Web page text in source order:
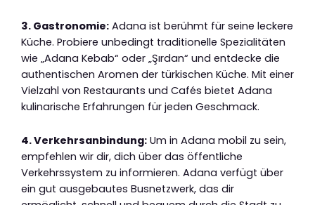
3. Gastronomie: Adana ist berühmt für seine leckere
Küche. Probiere unbedingt traditionelle Spezialitäten
wie „Adana Kebab“ oder „Şırdan“ und entdecke die
authentischen Aromen der türkischen Küche. Mit einer
Vielzahl von Restaurants und Cafés bietet Adana
kulinarische Erfahrungen für jeden Geschmack.
4. Verkehrsanbindung: Um in Adana mobil zu sein,
empfehlen wir dir, dich über das öffentliche
Verkehrssystem zu informieren. Adana verfügt über
ein gut ausgebautes Busnetzwerk, das dir